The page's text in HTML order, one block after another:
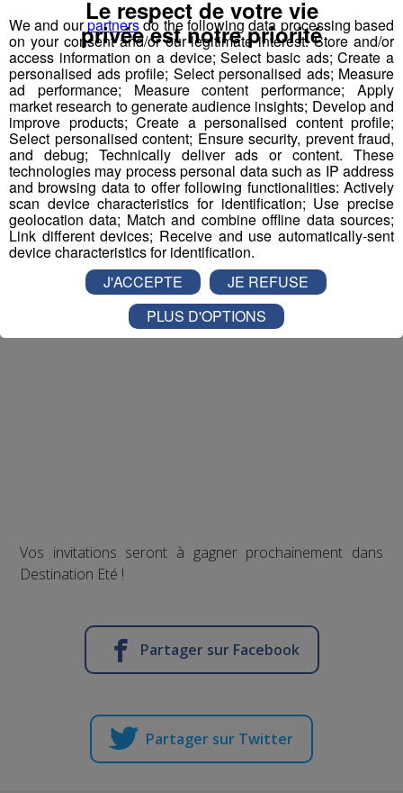
Pour cette semaine on vous offre vos entrées pour vous
et la personne de votre choix pourWALIBI RHONE
ALPES!
Nathan est allé tester pour vousVerticalp Émosson,
dans la Vallée du Trient:
Vos invitations seront à gagner prochainement dans
Destination Eté !
Partager sur Facebook
Partager sur Twitter
We and ourpartnersdo the following data processing based
on your consent and/or our legitimate interest: Store and/or
access information on a device; Select basic ads; Create a
personalised ads profile; Select personalised ads; Measure
ad performance; Measure content performance; Apply
market research to generate audience insights; Develop and
improve products; Create a personalised content profile;
Select personalised content; Ensure security, prevent fraud,
and debug; Technically deliver ads or content. These
technologies may process personal data such as IP address
and browsing data to offer following functionalities: Actively
scan device characteristics for identification; Use precise
geolocation data; Match and combine offline data sources;
Link different devices; Receive and use automatically-sent
device characteristics for identification.
Le respect de votre vie
privée est notre priorité
J'ACCEPTE
JE REFUSE
PLUS D'OPTIONS